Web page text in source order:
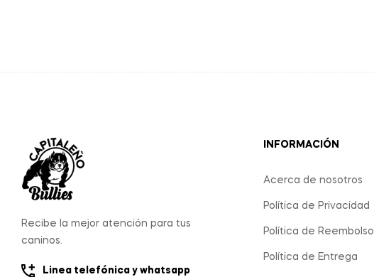
Recibe la mejor atención para tus
caninos.
Linea telefónica y whatsapp
INFORMACIÓN
Acerca de nosotros
Política de Privacidad
Política de Reembolso
Política de Entrega